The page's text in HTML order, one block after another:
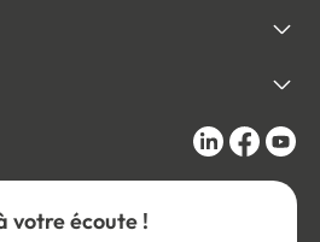
votre écoute !